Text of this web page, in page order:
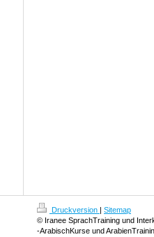
Druckversion | Sitemap
© Iranee SprachTraining und
-ArabischKurse und